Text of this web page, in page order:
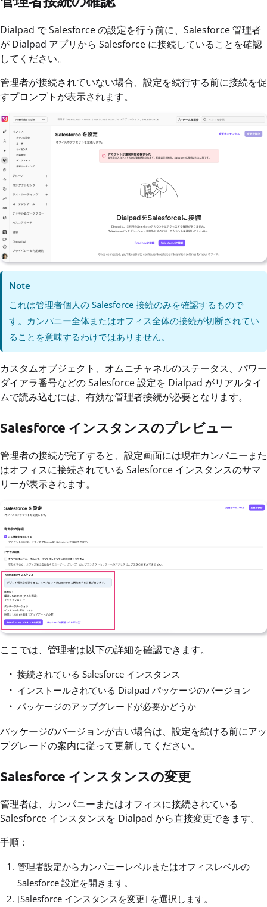
Dialpad で Salesforce の設定を行う前に、Salesforce 管理者
が Dialpad アプリから Salesforce に接続していることを確認
してください。
管理者が接続されていない場合、設定を続行する前に接続を促
すプロンプトが表示されます。
Note
これは管理者個人の Salesforce 接続のみを確認するもので
す。カンパニー全体またはオフィス全体の接続が切断されてい
ることを意味するわけではありません。
カスタムオブジェクト、オムニチャネルのステータス、パワー
ダイアラ番号などの Salesforce 設定を Dialpad がリアルタイ
ムで読み込むには、有効な管理者接続が必要となります。
Salesforce インスタンスのプレビュー
管理者の接続が完了すると、設定画面には現在カンパニーまた
はオフィスに接続されている Salesforce インスタンスのサマ
リーが表示されます。
ここでは、管理者は以下の詳細を確認できます。
接続されている Salesforce インスタンス
インストールされている Dialpad パッケージのバージョン
パッケージのアップグレードが必要かどうか
パッケージのバージョンが古い場合は、設定を続ける前にアッ
プグレードの案内に従って更新してください。
Salesforce インスタンスの変更
管理者は、カンパニーまたはオフィスに接続されている
Salesforce インスタンスを Dialpad から直接変更できます。
手順：
管理者設定からカンパニーレベルまたはオフィスレベルの
Salesforce 設定を開きます。
[Salesforce インスタンスを変更] を選択します。